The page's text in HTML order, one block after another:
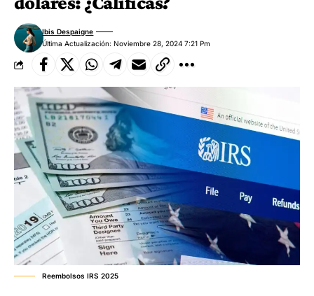
Última Actualización: Noviembre 28, 2024 7:21 Pm
Ibis Despaigne
Reembolsos IRS 2025